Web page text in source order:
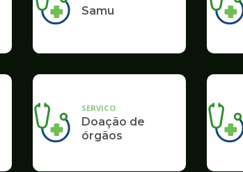
Samu
SERVICO
Doação de
órgãos